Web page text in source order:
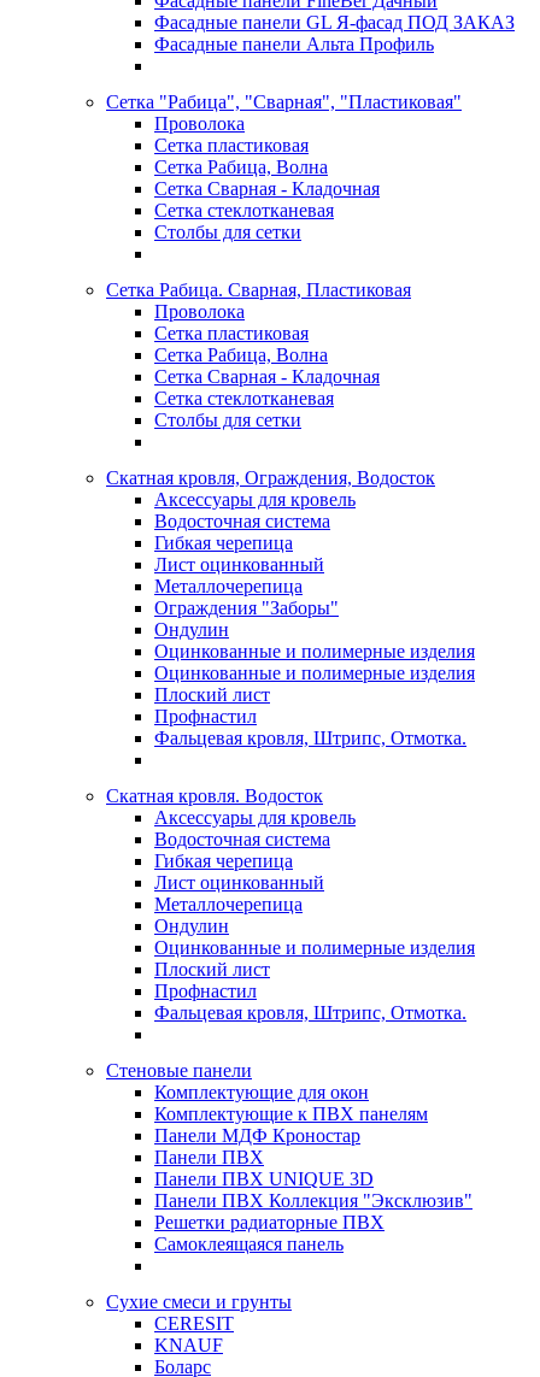
Фасадные панели GL Я-фасад ПОД ЗАКАЗ
Фасадные панели Альта Профиль
Сетка "Рабица", "Сварная", "Пластиковая"
Проволока
Сетка пластиковая
Сетка Рабица, Волна
Сетка Сварная - Кладочная
Сетка стеклотканевая
Столбы для сетки
Сетка Рабица. Сварная, Пластиковая
Проволока
Сетка пластиковая
Сетка Рабица, Волна
Сетка Сварная - Кладочная
Сетка стеклотканевая
Столбы для сетки
Скатная кровля, Ограждения, Водосток
Аксессуары для кровель
Водосточная система
Гибкая черепица
Лист оцинкованный
Металлочерепица
Ограждения "Заборы"
Ондулин
Оцинкованные и полимерные изделия
Оцинкованные и полимерные изделия
Плоский лист
Профнастил
Фальцевая кровля, Штрипс, Отмотка.
Скатная кровля. Водосток
Аксессуары для кровель
Водосточная система
Гибкая черепица
Лист оцинкованный
Металлочерепица
Ондулин
Оцинкованные и полимерные изделия
Плоский лист
Профнастил
Фальцевая кровля, Штрипс, Отмотка.
Стеновые панели
Комплектующие для окон
Комплектующие к ПВХ панелям
Панели МДФ Кроностар
Панели ПВХ
Панели ПВХ UNIQUE 3D
Панели ПВХ Коллекция "Эксклюзив"
Решетки радиаторные ПВХ
Самоклеящаяся панель
Сухие смеси и грунты
CERESIT
KNAUF
Боларс